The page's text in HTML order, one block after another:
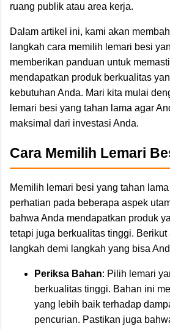
ruang publik atau area kerja.
Dalam artikel ini, kami akan
langkah cara memilih lemari besi
memberikan panduan untuk
mendapatkan produk berkualitas
kebutuhan Anda. Mari kita mulai
lemari besi yang tahan lama agar
maksimal dari investasi Anda.
Cara Memilih Lemari
Memilih lemari besi yang tahan
perhatian pada beberapa aspek
bahwa Anda mendapatkan produk
tetapi juga berkualitas tinggi.
langkah demi langkah yang bisa
Periksa Bahan: Pilih lemari
berkualitas tinggi. Bahan ini
yang lebih baik terhadap
pencurian. Pastikan juga